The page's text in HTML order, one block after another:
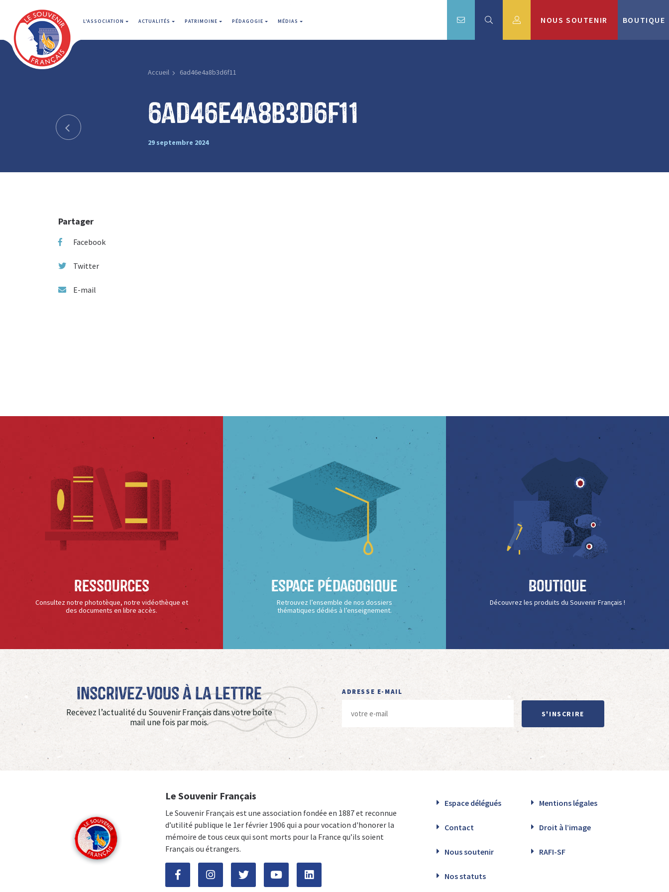
L'ASSOCIATION ACTUALITÉS PATRIMOINE PÉDAGOGIE MÉDIAS NOUS SOUTENIR BOUTIQUE
Accueil 6ad46e4a8b3d6f11
6ad46e4a8b3d6f11
29 septembre 2024
Partager
Facebook
Twitter
E-mail
Ressources
Consultez notre phototèque, notre vidéothèque et
des documents en libre accès.
Espace Pédagogique
Retrouvez l’ensemble de nos dossiers
thématiques dédiés à l’enseignement.
Boutique
Découvrez les produits du Souvenir Français !
Inscrivez-vous à La Lettre
Recevez l’actualité du Souvenir Français dans votre boîte
mail une fois par mois.
ADRESSE E-MAIL
S'INSCRIRE
Le Souvenir Français
Le Souvenir Français est une association fondée en 1887 et reconnue
d’utilité publique le 1er février 1906 qui a pour vocation d'honorer la
mémoire de tous ceux qui sont morts pour la France qu’ils soient
Français ou étrangers.
Espace délégués Mentions légales
Contact Droit à l’image
Nous soutenir RAFI-SF
Nos statuts